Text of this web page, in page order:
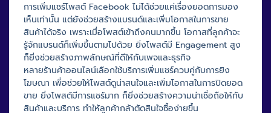
การเพิ่มแชร์โพสต์ Facebook ไม่ได้ช่วยแค่เรื่องยอดการมอง
เห็นเท่านั้น แต่ยังช่วยสร้างแบรนด์และเพิ่มโอกาสในการขาย
สินค้าได้จริง เพราะเมื่อโพสต์เข้าถึงคนมากขึ้น โอกาสที่ลูกค้าจะ
รู้จักแบรนด์ก็เพิ่มขึ้นตามไปด้วย ยิ่งโพสต์มี Engagement สูง
ก็ยิ่งช่วยสร้างภาพลักษณ์ที่ดีให้กับเพจและธุรกิจ
หลายร้านค้าออนไลน์เลือกใช้บริการเพิ่มแชร์ควบคู่กับการยิง
โฆษณา เพื่อช่วยให้โพสต์ดูน่าสนใจและเพิ่มโอกาสในการปิดยอด
ขาย ยิ่งโพสต์มีการแชร์มาก ก็ยิ่งช่วยสร้างความน่าเชื่อถือให้กับ
สินค้าและบริการ ทำให้ลูกค้ากล้าตัดสินใจซื้อง่ายขึ้น